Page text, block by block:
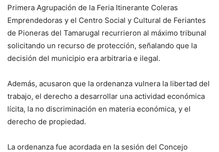
Primera Agrupación de la Feria Itinerante Coleras
Emprendedoras y el Centro Social y Cultural de Feriantes
de Pioneras del Tamarugal recurrieron al máximo tribunal
solicitando un recurso de protección, señalando que la
decisión del municipio era arbitraria e ilegal.
Además, acusaron que la ordenanza vulnera la libertad del
trabajo, el derecho a desarrollar una actividad económica
lícita, la no discriminación en materia económica, y el
derecho de propiedad.
La ordenanza fue acordada en la sesión del Concejo